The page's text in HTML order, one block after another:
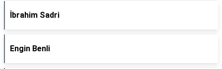
İbrahim Sadri
Engin Benli